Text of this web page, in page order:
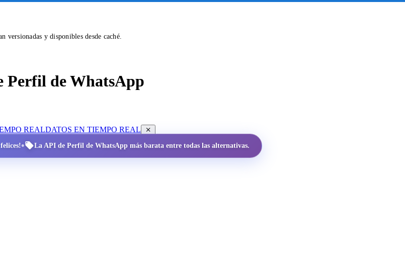
versionadas y disponibles desde caché.
Perfil de WhatsApp
REALDATOS EN TIEMPO REAL
• La API de Perfil de WhatsApp más barata entre todas las alternativas.